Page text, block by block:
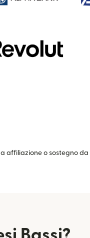
affiliazione o sostegno